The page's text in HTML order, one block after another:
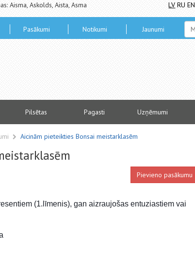
Aisma, Askolds, Aista, Asma LV RU EN
Pasākumi Notikumi Jaunumi
Pilsētas Pagasti Uzņēmumi
Aicinām pieteikties Bonsai meistarklasēm
Pievieno pasākumu
(1.līmenis), gan aizraujošas entuziastiem vai